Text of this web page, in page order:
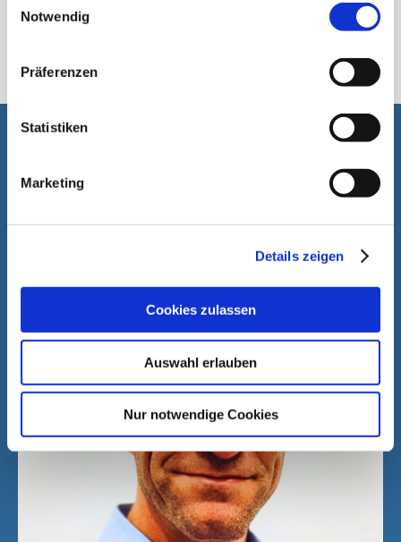
Notwendig
Präferenzen
Statistiken
Marketing
Details zeigen
Cookies zulassen
Auswahl erlauben
Nur notwendige Cookies